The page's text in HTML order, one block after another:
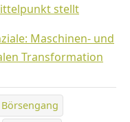
stellt
Maschinen- und
Transformation
Börsengang